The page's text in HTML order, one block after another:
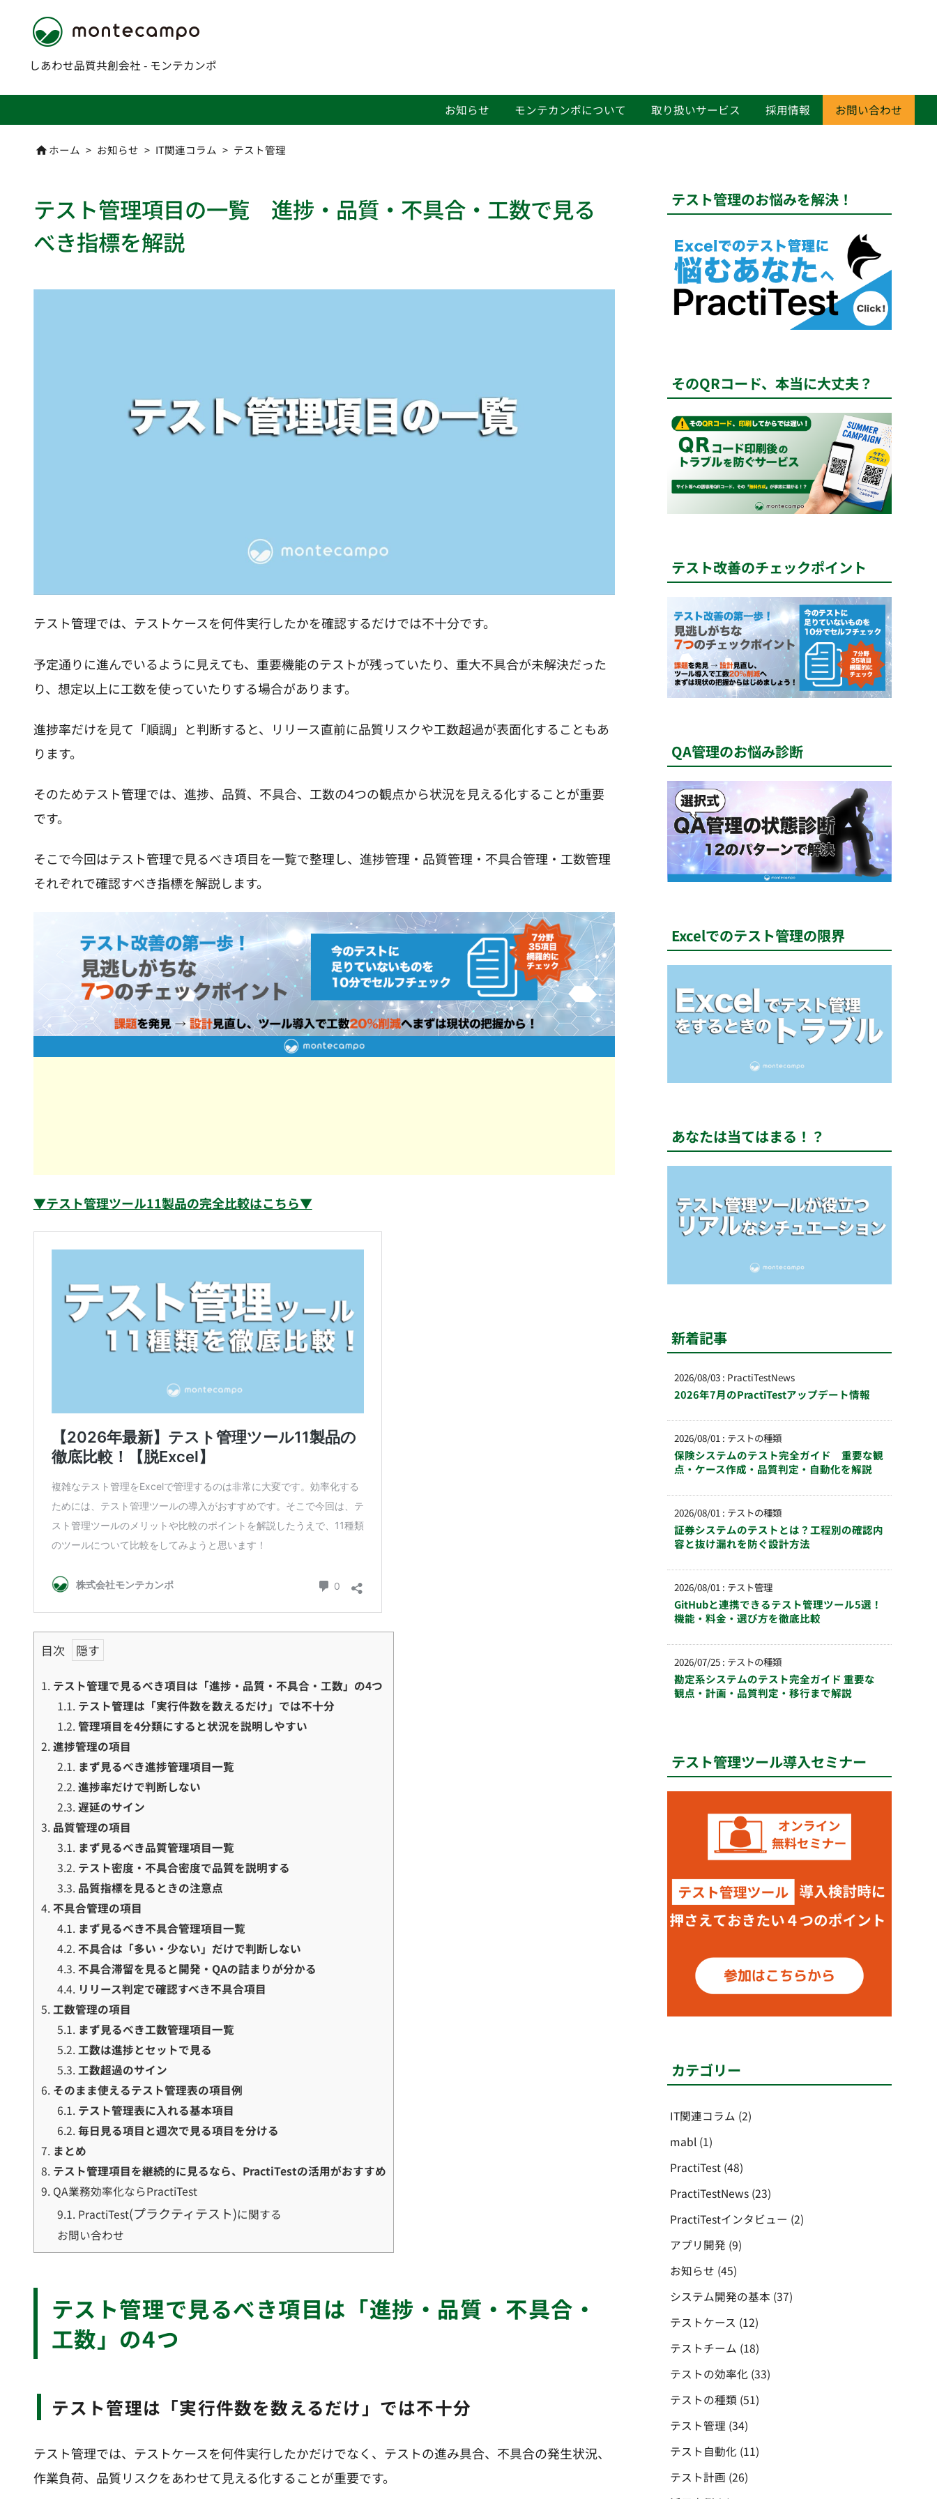
しあわせ品質共創会社 - モンテカンポ
お知らせ モンテカンポについて 取り扱いサービス 採用情報 お問い合わせ
 ホーム > お知らせ > IT関連コラム > テスト管理
テスト管理項目の一覧 進捗・品質・不具合・工数で見る
べき指標を解説
テスト管理では、テストケースを何件実行したかを確認するだけでは不十分です。
予定通りに進んでいるように見えても、重要機能のテストが残っていたり、重大不具合が未解決だった
り、想定以上に工数を使っていたりする場合があります。
進捗率だけを見て「順調」と判断すると、リリース直前に品質リスクや工数超過が表面化することもあ
ります。
そのためテスト管理では、進捗、品質、不具合、工数の4つの観点から状況を見える化することが重要
です。
そこで今回はテスト管理で見るべき項目を一覧で整理し、進捗管理・品質管理・不具合管理・工数管理
それぞれで確認すべき指標を解説します。
▼テスト管理ツール11製品の完全比較はこちら▼
目次
1. テスト管理で見るべき項目は「進捗・品質・不具合・工数」の4つ
1.1. テスト管理は「実行件数を数えるだけ」では不十分
1.2.管理項目を4分類にすると状況を説明しやすい
2.進捗管理の項目
2.1. まず見るべき進捗管理項目一覧
2.2.進捗率だけで判断しない
2.3.遅延のサイン
3. 品質管理の項目
3.1. まず見るべき品質管理項目一覧
3.2. テスト密度・不具合密度で品質を説明する
3.3. 品質指標を見るときの注意点
4.不具合管理の項目
4.1. まず見るべき不具合管理項目一覧
4.2.不具合は「多い・少ない」だけで判断しない
4.3.不具合滞留を見ると開発・QAの詰まりが分かる
4.4. リリース判定で確認すべき不具合項目
5.工数管理の項目
5.1. まず見るべき工数管理項目一覧
5.2.工数は進捗とセットで見る
5.3.工数超過のサイン
6. そのまま使えるテスト管理表の項目例
6.1. テスト管理表に入れる基本項目
6.2.毎日見る項目と週次で見る項目を分ける
7. まとめ
8. テスト管理項目を継続的に見るなら、PractiTestの活用がおすすめ
9.QA業務効率化ならPractiTest
9.1. PractiTest(プラクティテスト)に関する
お問い合わせ
テスト管理で見るべき項目は「進捗・品質・不具合・
工数」の4つ
テスト管理は「実行件数を数えるだけ」では不十分
テスト管理では、テストケースを何件実行したかだけでなく、テストの進み具合、不具合の発生状況、
作業負荷、品質リスクをあわせて見える化することが重要です。
テスト管理のお悩みを解決！
そのQRコード、本当に大丈夫？
テスト改善のチェックポイント
QA管理のお悩み診断
Excelでのテスト管理の限界
あなたは当てはまる！？
新着記事
2026/08/03: PractiTestNews
2026年7月のPractiTestアップデート情報
2026/08/01 : テストの種類
保険システムのテスト完全ガイド 重要な観
点・ケース作成・品質判定・自動化を解説
2026/08/01 : テストの種類
証券システムのテストとは？工程別の確認内
容と抜け漏れを防ぐ設計方法
2026/08/01 : テスト管理
GitHubと連携できるテスト管理ツール5選！
機能・料金・選び方を徹底比較
2026/07/25: テストの種類
勘定系システムのテスト完全ガイド 重要な
観点・計画・品質判定・移行まで解説
テスト管理ツール導入セミナー
カテゴリー
IT関連コラム (2)
mabl (1)
PractiTest (48)
PractiTestNews (23)
PractiTestインタビュー (2)
アプリ開発 (9)
お知らせ (45)
システム開発の基本 (37)
テストケース (12)
テストチーム (18)
テストの効率化 (33)
テストの種類 (51)
テスト管理 (34)
テスト自動化 (11)
テスト計画 (26)